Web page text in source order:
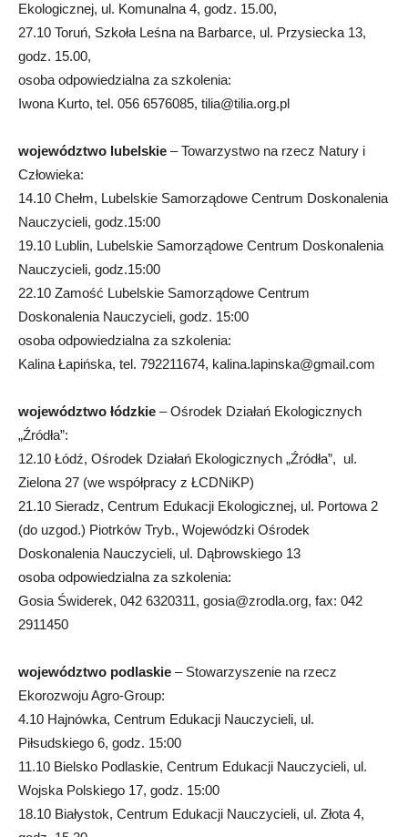
Ekologicznej, ul. Komunalna 4, godz. 15.00,
27.10 Toruń, Szkoła Leśna na Barbarce, ul. Przysiecka 13,
godz. 15.00,
osoba odpowiedzialna za szkolenia:
Iwona Kurto, tel. 056 6576085, tilia@tilia.org.pl
województwo lubelskie – Towarzystwo na rzecz Natury i
Człowieka:
14.10 Chełm, Lubelskie Samorządowe Centrum Doskonalenia
Nauczycieli, godz.15:00
19.10 Lublin, Lubelskie Samorządowe Centrum Doskonalenia
Nauczycieli, godz.15:00
22.10 Zamość Lubelskie Samorządowe Centrum
Doskonalenia Nauczycieli, godz. 15:00
osoba odpowiedzialna za szkolenia:
Kalina Łapińska, tel. 792211674, kalina.lapinska@gmail.com
województwo łódzkie – Ośrodek Działań Ekologicznych
„Źródła”:
12.10 Łódź, Ośrodek Działań Ekologicznych „Źródła”, ul.
Zielona 27 (we współpracy z ŁCDNiKP)
21.10 Sieradz, Centrum Edukacji Ekologicznej, ul. Portowa 2
(do uzgod.) Piotrków Tryb., Wojewódzki Ośrodek
Doskonalenia Nauczycieli, ul. Dąbrowskiego 13
osoba odpowiedzialna za szkolenia:
Gosia Świderek, 042 6320311, gosia@zrodla.org, fax: 042
2911450
województwo podlaskie – Stowarzyszenie na rzecz
Ekorozwoju Agro-Group:
4.10 Hajnówka, Centrum Edukacji Nauczycieli, ul.
Piłsudskiego 6, godz. 15:00
11.10 Bielsko Podlaskie, Centrum Edukacji Nauczycieli, ul.
Wojska Polskiego 17, godz. 15:00
18.10 Białystok, Centrum Edukacji Nauczycieli, ul. Złota 4,